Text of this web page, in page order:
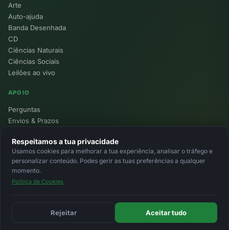
Arte
Auto-ajuda
Banda Desenhada
CD
Ciências Naturais
Ciências Sociais
Leilões ao vivo
APOIO
Perguntas
Envios & Prazos
Devoluções
Minha Conta
© 2026 Ecolivros. Todos os direitos reservados.
Respeitamos a tua privacidade
Usamos cookies para melhorar a tua experiência, analisar o tráfego e
personalizar conteúdo. Podes gerir as tuas preferências a qualquer
momento.
Política de Cookies
Rejeitar Aceitar tudo